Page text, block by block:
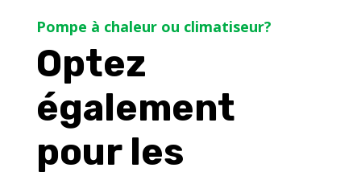
Pompe à chaleur ou climatiseur?
Optez
également
pour les